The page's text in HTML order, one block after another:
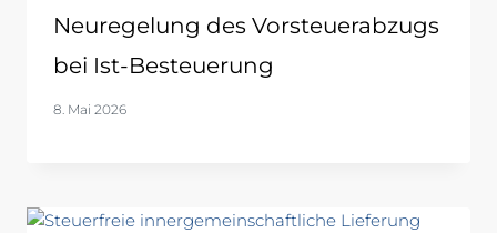
Neuregelung des Vorsteuerabzugs
bei Ist-Besteuerung
8. Mai 2026